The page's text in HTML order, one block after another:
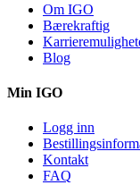
Om IGO
Bærekraftig
Blog
Min IGO
Logg inn
Kontakt
FAQ